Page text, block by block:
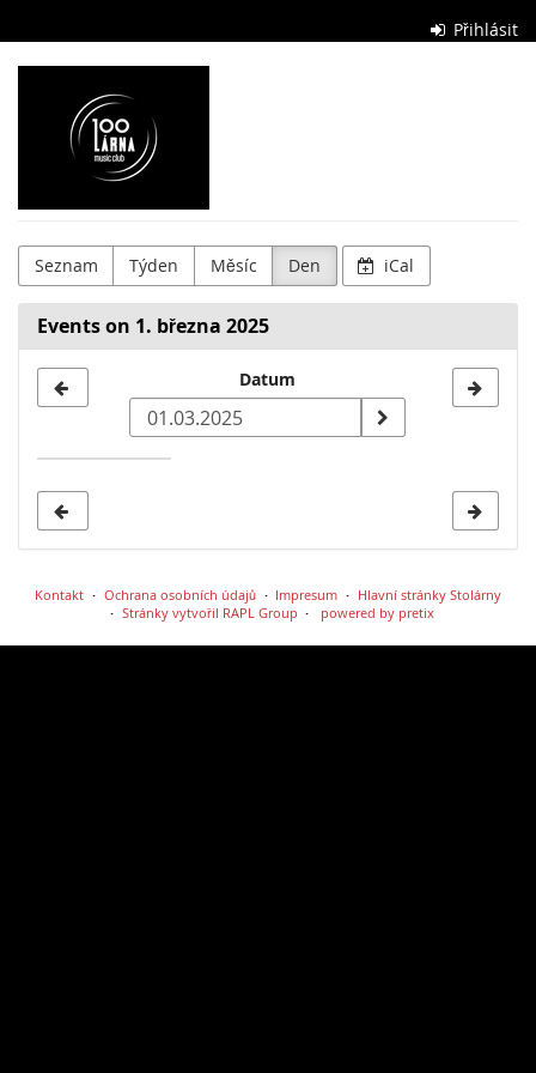
main
content
Přihlásit
Stolárna
Club
Seznam Týden Měsíc Den iCal
Events on 1. března 2025
date
Datum
Kontakt Ochrana osobních údajů Impresum
Hlavní stránky Stolárny
Stránky vytvořil RAPL Group
powered by pretix